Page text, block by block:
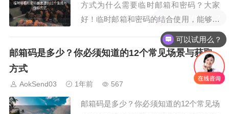
国内一次性邮...
方式为什么需要临时邮箱和密码？大家
好！临时邮箱和密码的结合使用，能够极
大提升账号注册和登录的便利性与安全
性。尤其是临时邮箱国外用户，对密码的
安全保存也越来越重视。AokSend不仅提
供临时邮箱服务，还支持密码生成与管
理，方便又安全。临时邮箱和密码的生成
方式有哪些...
邮箱码是多少？你必须知道的12个常见场景与获取
方式
AokSend03 1年前 567
邮箱码是多少？你必须知道的12个常见场
可以试用么？